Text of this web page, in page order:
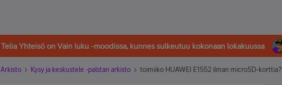
Telia Yhteisö on Vain luku -moodissa, kunnes sulkeutuu kokonaan lokakuussa
Arkisto Kysy ja keskustele -palstan arkisto toimiiko HUAWEI E1552 ilman microSD-korttia?